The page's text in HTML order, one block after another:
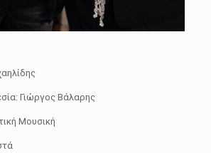
Γιώργος Βάλαρης
Μουσική